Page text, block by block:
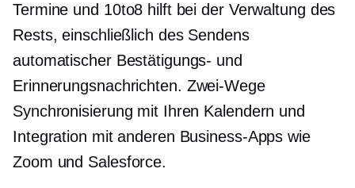
Termine und 10to8 hilft bei der Verwaltung des
Rests, einschließlich des Sendens
automatischer Bestätigungs- und
Erinnerungsnachrichten. Zwei-Wege
Synchronisierung mit Ihren Kalendern und
Integration mit anderen Business-Apps wie
Zoom und Salesforce.